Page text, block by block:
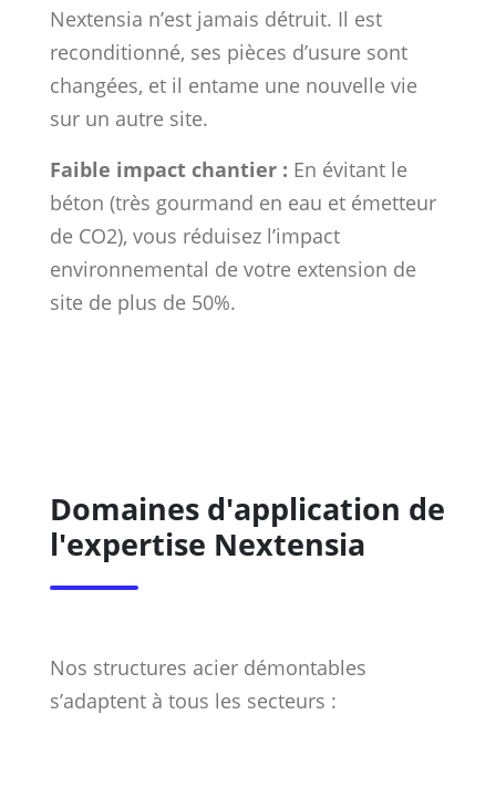
Nextensia n’est jamais détruit. Il est
reconditionné, ses pièces d’usure sont
changées, et il entame une nouvelle vie
sur un autre site.
Faible impact chantier : En évitant le
béton (très gourmand en eau et émetteur
de CO2), vous réduisez l’impact
environnemental de votre extension de
site de plus de 50%.
Domaines d'application de
l'expertise Nextensia
Nos structures acier démontables
s’adaptent à tous les secteurs :